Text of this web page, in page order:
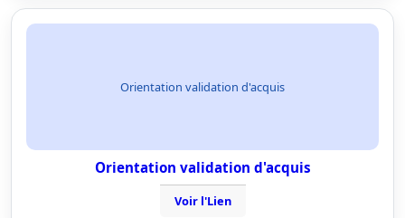
Orientation validation d'acquis
Orientation validation d'acquis
Voir l'Lien